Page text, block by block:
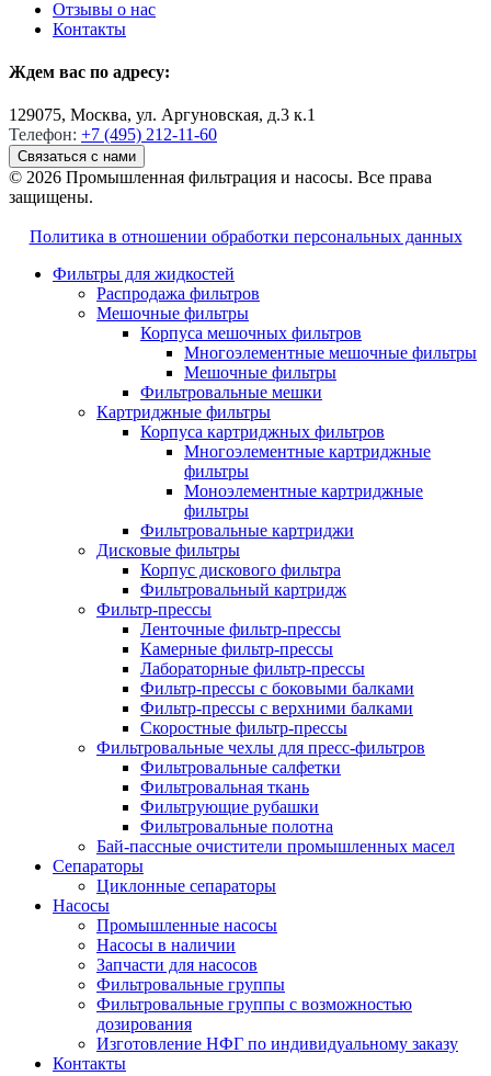
Отзывы о нас
Контакты
Ждем вас по адресу:
129075, Москва, ул. Аргуновская, д.3 к.1
Телефон: +7 (495) 212-11-60
Связаться с нами
© 2026 Промышленная фильтрация и насосы. Все права
защищены.
Политика в отношении обработки персональных данных
Фильтры для жидкостей
Распродажа фильтров
Мешочные фильтры
Корпуса мешочных фильтров
Многоэлементные мешочные фильтры
Мешочные фильтры
Фильтровальные мешки
Картриджные фильтры
Корпуса картриджных фильтров
Многоэлементные картриджные
фильтры
Моноэлементные картриджные
фильтры
Фильтровальные картриджи
Дисковые фильтры
Корпус дискового фильтра
Фильтровальный картридж
Фильтр-прессы
Ленточные фильтр-прессы
Камерные фильтр-прессы
Лабораторные фильтр-прессы
Фильтр-прессы с боковыми балками
Фильтр-прессы с верхними балками
Скоростные фильтр-прессы
Фильтровальные чехлы для пресс-фильтров
Фильтровальные салфетки
Фильтровальная ткань
Фильтрующие рубашки
Фильтровальные полотна
Бай-пассные очистители промышленных масел
Сепараторы
Циклонные сепараторы
Насосы
Промышленные насосы
Насосы в наличии
Запчасти для насосов
Фильтровальные группы
Фильтровальные группы с возможностью
дозирования
Изготовление НФГ по индивидуальному заказу
Контакты